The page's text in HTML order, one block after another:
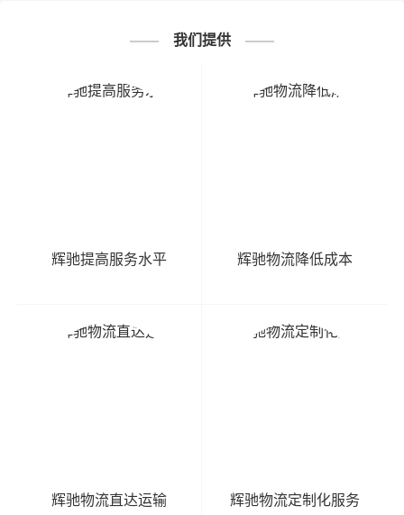
我们提供
辉驰提高服务水平 辉驰物流降低成本
辉驰物流直达运输 辉驰物流定制化服务